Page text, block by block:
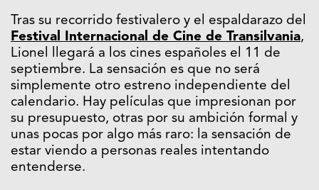
Tras su recorrido festivalero y el espaldarazo del
Festival Internacional de Cine de Transilvania,
Lionel llegará a los cines españoles el 11 de
septiembre. La sensación es que no será
simplemente otro estreno independiente del
calendario. Hay películas que impresionan por
su presupuesto, otras por su ambición formal y
unas pocas por algo más raro: la sensación de
estar viendo a personas reales intentando
entenderse.